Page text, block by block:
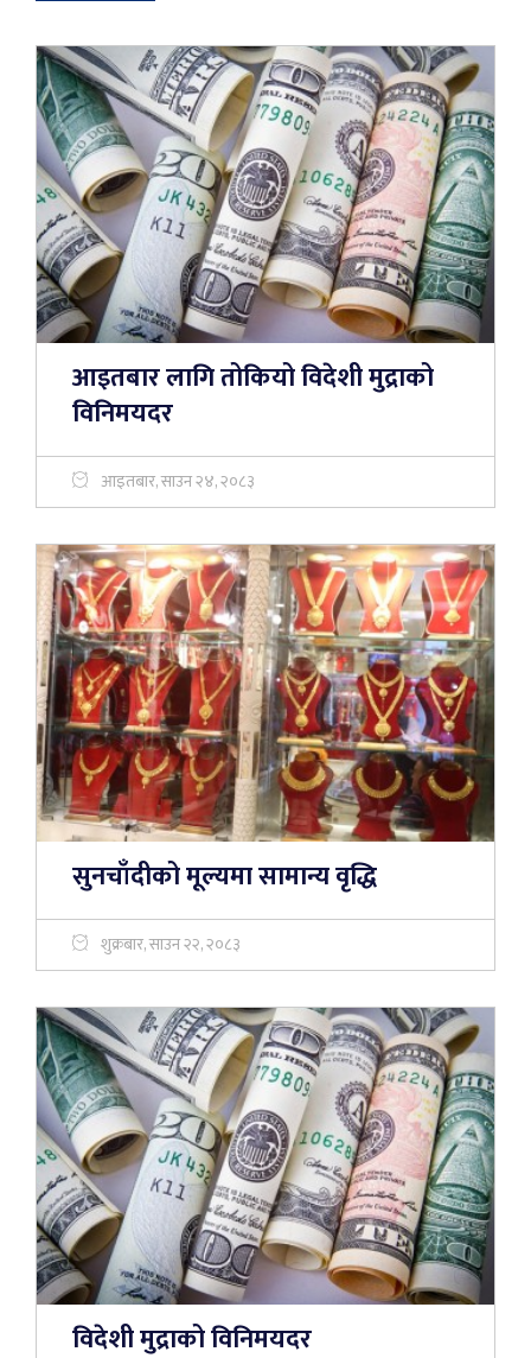
आइतबार लागि तोकियो विदेशी मुद्राको
विनिमयदर
आइतबार, साउन २४, २०८३
सुनचाँदीको मूल्यमा सामान्य वृद्धि
शुक्रबार, साउन २२, २०८३
विदेशी मुद्राको विनिमयदर